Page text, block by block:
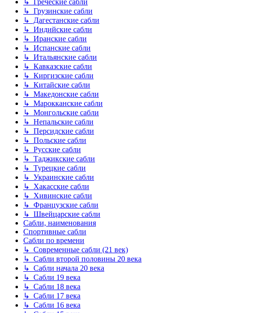
↳ Грузинские сабли
↳ Дагестанские сабли
↳ Индийские сабли
↳ Иранские сабли
↳ Испанские сабли
↳ Итальянские сабли
↳ Кавказские сабли
↳ Киргизские сабли
↳ Китайские сабли
↳ Македонские сабли
↳ Марокканские сабли
↳ Монгольские сабли
↳ Непальские сабли
↳ Персидские сабли
↳ Польские сабли
↳ Русские сабли
↳ Таджикские сабли
↳ Турецкие сабли
↳ Украинские сабли
↳ Хакасские сабли
↳ Хивинские сабли
↳ Французские сабли
↳ Швейцарские сабли
Сабли, наименования
Спортивные сабли
Сабли по времени
↳ Современные сабли (21 век)
↳ Сабли второй половины 20 века
↳ Сабли начала 20 века
↳ Сабли 19 века
↳ Сабли 18 века
↳ Сабли 17 века
↳ Сабли 16 века